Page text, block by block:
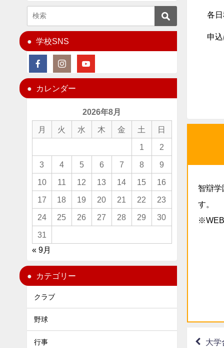
各
申
智辯
す。
※WEB
大学
学校SNS
カレンダー
2026年8月
月 火 水 木 金 土 日
1 2
3 4 5 6 7 8 9
10 11 12 13 14 15 16
17 18 19 20 21 22 23
24 25 26 27 28 29 30
31
« 9月
カテゴリー
クラブ
野球
行事